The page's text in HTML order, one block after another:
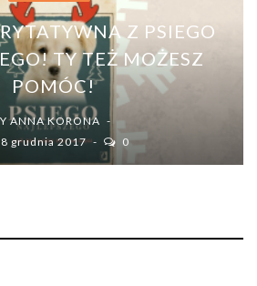
Z PSIEGO
TY TEŻ MOŻESZ
POMÓC!
ANNA KORONA
grudnia 2017
0